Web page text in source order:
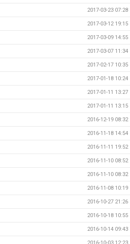
2017-03-23 07:28
2017-03-12 19:15
2017-03-09 14:55
2017-03-07 11:34
2017-02-17 10:35
2017-01-18 10:24
2017-01-11 13:27
2017-01-11 13:15
2016-12-19 08:32
2016-11-18 14:54
2016-11-11 19:52
2016-11-10 08:52
2016-11-10 08:32
2016-11-08 10:19
2016-10-27 21:26
2016-10-18 10:55
2016-10-14 09:43